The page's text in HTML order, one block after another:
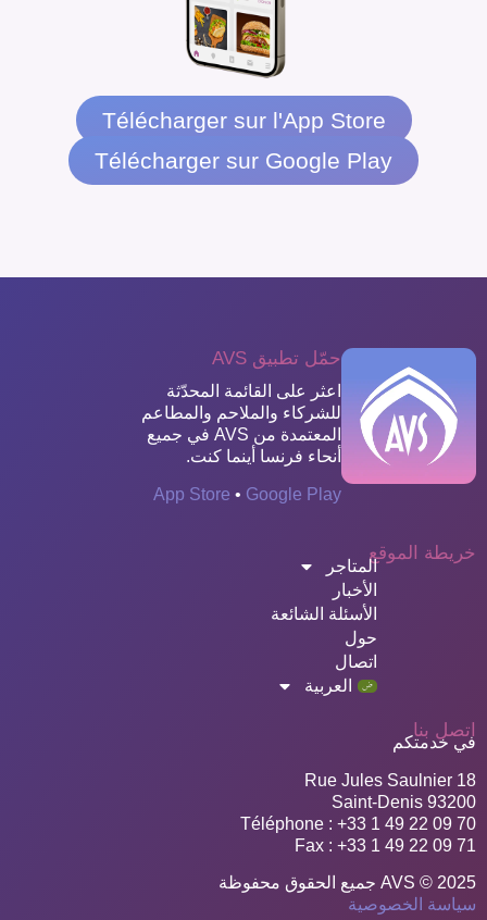
Télécharger sur l'App Store
Télécharger sur Google Play
حمّل تطبيق AVS
اعثر على القائمة المحدّثة
للشركاء والملاحم والمطاعم
المعتمدة من AVS في جميع
أنحاء فرنسا أينما كنت.
App Store • Google Play
خريطة الموقع
المتاجر
الأخبار
الأسئلة الشائعة
حول
اتصال
العربية
اتصل بنا
في خدمتكم
18 Rue Jules Saulnier
93200 Saint-Denis
Téléphone : +33 1 49 22 09 70
Fax : +33 1 49 22 09 71
AVS © 2025 جميع الحقوق محفوظة
سياسة الخصوصية